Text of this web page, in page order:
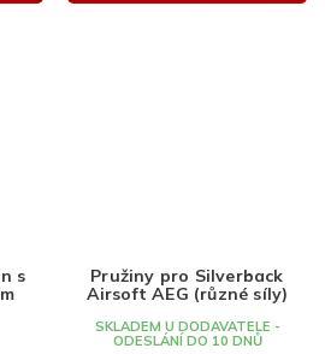
s
Pružiny pro Silverback
Airsoft AEG (různé síly)
SKLADEM U DODAVATELE -
ODESLÁNÍ DO 10 DNŮ